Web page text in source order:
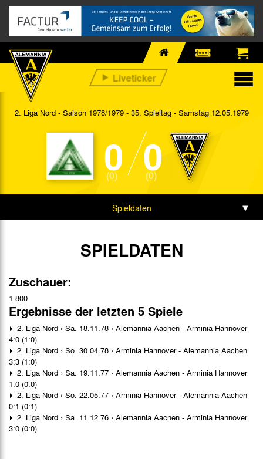
2. Liga Nord - Saison 1978/1979 - 35. Spieltag - Samstag 12.05.1979
0
(0) 0
(0)
Spieldaten
SPIELDATEN
Zuschauer:
1.800
Ergebnisse der letzten 5 Spiele
2. Liga Nord › Sa. 18.11.78 › Alemannia Aachen - Arminia Hannover
4:0 (1:0)
2. Liga Nord › So. 30.04.78 › Arminia Hannover - Alemannia Aachen
3:3 (1:0)
2. Liga Nord › Sa. 19.11.77 › Alemannia Aachen - Arminia Hannover
1:0 (0:0)
2. Liga Nord › So. 22.05.77 › Arminia Hannover - Alemannia Aachen
0:1 (0:1)
2. Liga Nord › Sa. 11.12.76 › Alemannia Aachen - Arminia Hannover
3:0 (0:0)